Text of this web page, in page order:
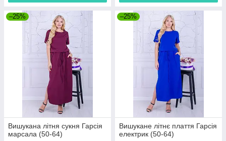
–25%
Вишукана літня сукня Гарсія
марсала (50-64)
–25%
Вишукане літнє плаття Гарсія
електрик (50-64)